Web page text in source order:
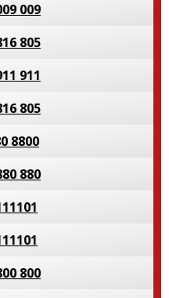
009
805
911
805
8800
880
800